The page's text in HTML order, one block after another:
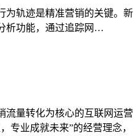
为轨迹是精准营销的关键。新
析功能，通过追踪网…
流量转化为核心的互联网运营
专业成就未来”的经营理念，